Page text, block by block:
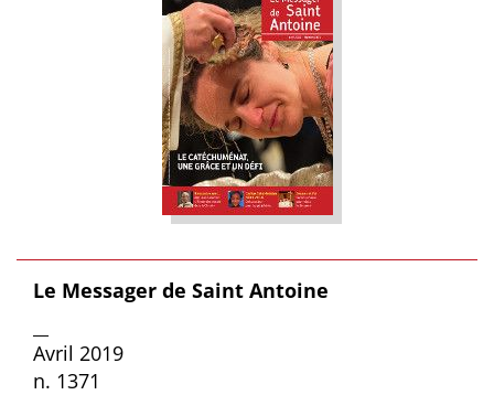
Le Messager de Saint Antoine
Avril 2019
n. 1371